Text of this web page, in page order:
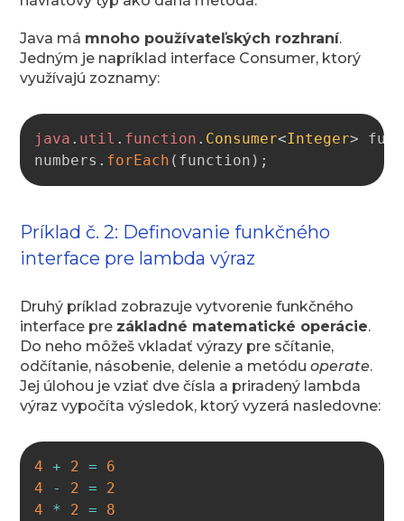
Java má mnoho používateľských rozhraní.
Jedným je napríklad interface Consumer, ktorý
využívajú zoznamy:
java . util . function . Consumer<Integer>
numbers . forEach ( function ) ;
Príklad č. 2: Definovanie funkčného
interface pre lambda výraz
Druhý príklad zobrazuje vytvorenie funkčného
interface pre základné matematické operácie.
Do neho môžeš vkladať výrazy pre sčítanie,
odčítanie, násobenie, delenie a metóduoperate.
Jej úlohou je vziať dve čísla a priradený lambda
výraz vypočíta výsledok, ktorý vyzerá nasledovne:
4 + 2 =
6
4
- 2 =
2
4
* 2 =
8
Copy